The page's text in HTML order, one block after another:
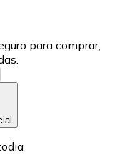
para comprar,